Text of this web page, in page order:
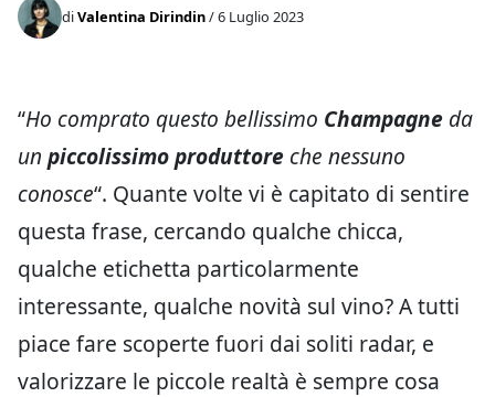
diValentina Dirindin/ 6 Luglio 2023
“Ho comprato questo bellissimo Champagne da
un piccolissimo produttore che nessuno
conosce“. Quante volte vi è capitato di sentire
questa frase, cercando qualche chicca,
qualche etichetta particolarmente
interessante, qualche novità sul vino? A tutti
piace fare scoperte fuori dai soliti radar, e
valorizzare le piccole realtà è sempre cosa